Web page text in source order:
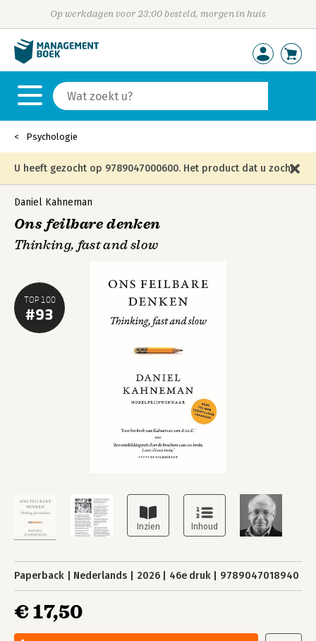
Op werkdagen voor 23:00 besteld, morgen in huis
Psychologie
U heeft gezocht op 9789047000600. Het product dat u zocht
is niet meer in die editie leverbaar en is vervangen door de
onderstaande editie.
TOP 100
#93
Daniel Kahneman
Ons feilbare denken
Thinking, fast and slow
Paperback Nederlands 2026 46e druk 9789047018940
€ 17,50